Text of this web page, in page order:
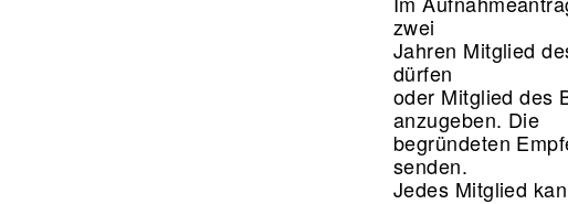
zwei
Jahren Mitglied
dürfen
oder Mitglied des
anzugeben. Die
begründeten
senden.
Jedes Mitglied